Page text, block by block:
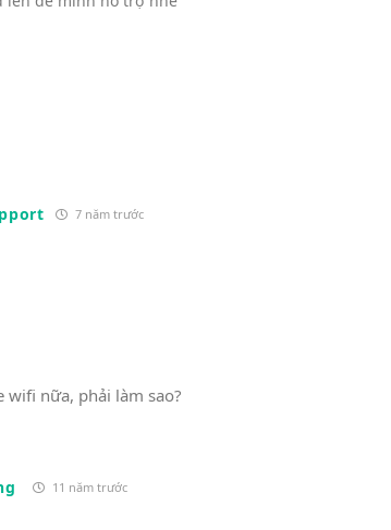
7 năm trước
wifi nữa, phải làm sao?
11 năm trước